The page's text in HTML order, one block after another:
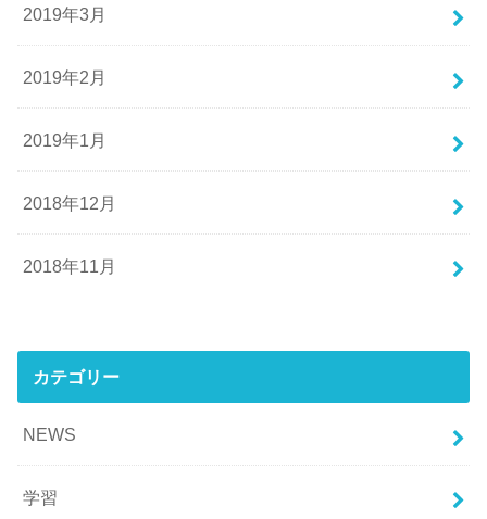
2019年3月
2019年2月
2019年1月
2018年12月
2018年11月
カテゴリー
NEWS
学習